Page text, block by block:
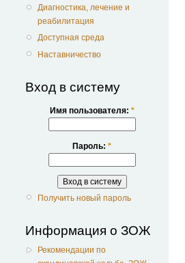
Диагностика, лечение и
реабилитация
Доступная среда
Наставничество
Вход в систему
Имя пользователя: *
Пароль: *
Получить новый пароль
Информация о ЗОЖ
Рекомендации по